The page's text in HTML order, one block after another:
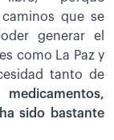
que se
generar el
como La Paz y
tanto de
medicamentos,
sido bastante